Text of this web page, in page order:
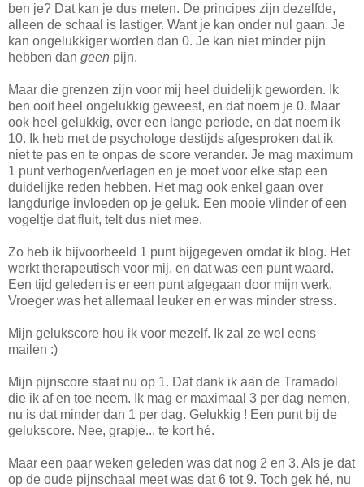
ben je? Dat kan je dus meten. De principes zijn dezelfde,
alleen de schaal is lastiger. Want je kan onder nul gaan. Je
kan ongelukkiger worden dan 0. Je kan niet minder pijn
hebben dan geen pijn.
Maar die grenzen zijn voor mij heel duidelijk geworden. Ik
ben ooit heel ongelukkig geweest, en dat noem je 0. Maar
ook heel gelukkig, over een lange periode, en dat noem ik
10. Ik heb met de psychologe destijds afgesproken dat ik
niet te pas en te onpas de score verander. Je mag maximum
1 punt verhogen/verlagen en je moet voor elke stap een
duidelijke reden hebben. Het mag ook enkel gaan over
langdurige invloeden op je geluk. Een mooie vlinder of een
vogeltje dat fluit, telt dus niet mee.
Zo heb ik bijvoorbeeld 1 punt bijgegeven omdat ik blog. Het
werkt therapeutisch voor mij, en dat was een punt waard.
Een tijd geleden is er een punt afgegaan door mijn werk.
Vroeger was het allemaal leuker en er was minder stress.
Mijn gelukscore hou ik voor mezelf. Ik zal ze wel eens
mailen :)
Mijn pijnscore staat nu op 1. Dat dank ik aan de Tramadol
die ik af en toe neem. Ik mag er maximaal 3 per dag nemen,
nu is dat minder dan 1 per dag. Gelukkig ! Een punt bij de
gelukscore. Nee, grapje... te kort hé.
Maar een paar weken geleden was dat nog 2 en 3. Als je dat
op de oude pijnschaal meet was dat 6 tot 9. Toch gek hé, nu